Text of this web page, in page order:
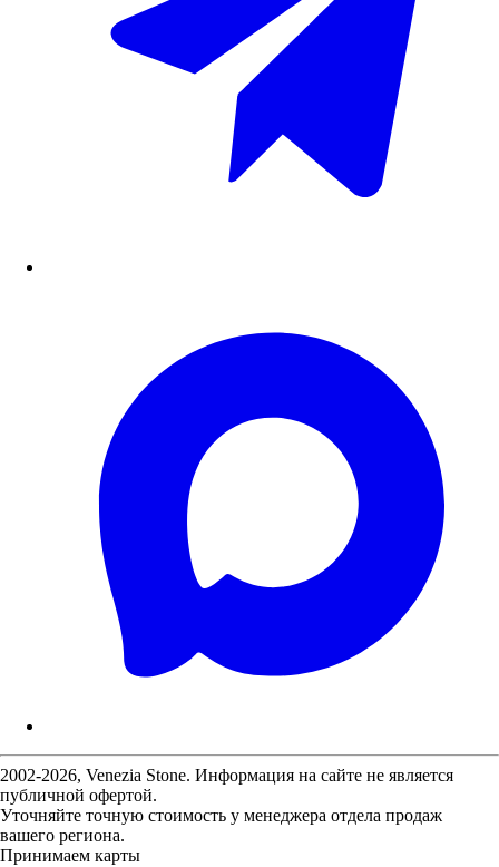
2002-2026, Venezia Stone. Информация на сайте не является
публичной офертой.
Уточняйте точную стоимость у менеджера отдела продаж
вашего региона.
Принимаем карты